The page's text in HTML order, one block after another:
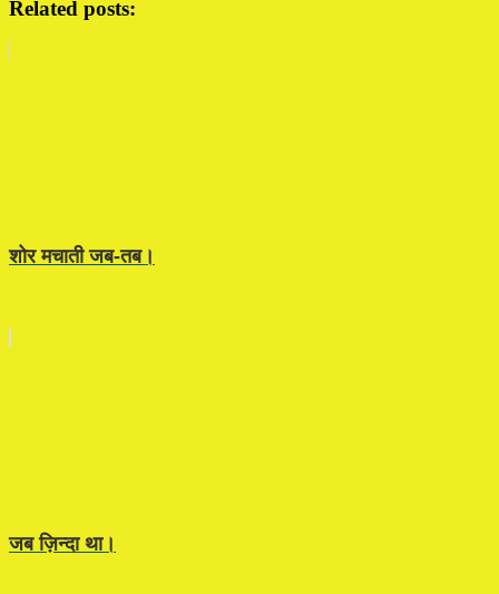
Related posts:
शोर मचाती जब-तब।
जब ज़िन्दा था।